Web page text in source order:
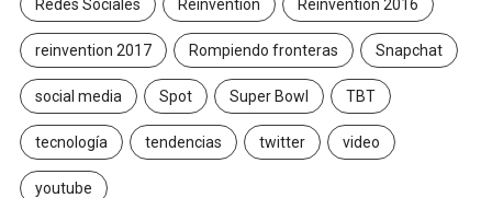
Redes Sociales Reinvention Reinvention 2016
reinvention 2017 Rompiendo fronteras Snapchat
social media Spot Super Bowl TBT
tecnología tendencias twitter video
youtube